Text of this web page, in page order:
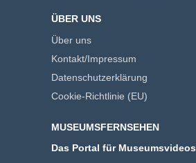
ÜBER UNS
Über uns
Kontakt/Impressum
Datenschutzerklärung
Cookie-Richtlinie (EU)
MUSEUMSFERNSEHEN
Das Portal für Museumsvideos